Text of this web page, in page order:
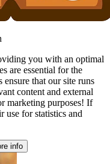
you with an optimal
are essential for the
that our site runs
content and external
marketing purposes! If
use for statistics and
info